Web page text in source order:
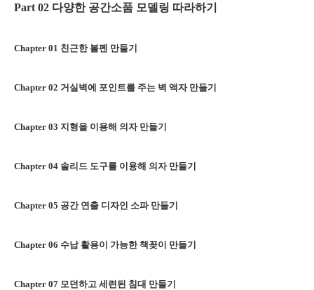
Part 02 다양한 공간소품 모델링 따라하기
Chapter 01 친근한 볼펜 만들기
Chapter 02 거실벽에 포인트를 주는 벽 액자 만들기
Chapter 03 지형을 이용해 의자 만들기
Chapter 04 솔리드 도구를 이용해 의자 만들기
Chapter 05 공간 연출 디자인 소파 만들기
Chapter 06 수납 활용이 가능한 책꽂이 만들기
Chapter 07 모던하고 세련된 침대 만들기